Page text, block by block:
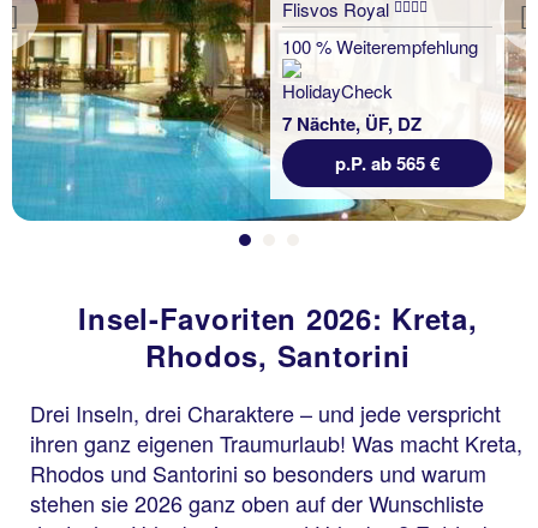
Previous
Flisvos Royal
100 % Weiterempfehlung
7 Nächte, ÜF, DZ
p.P. ab 565 €
Insel-Favoriten 2026: Kreta,
Rhodos, Santorini
Drei Inseln, drei Charaktere – und jede verspricht
ihren ganz eigenen Traumurlaub! Was macht Kreta,
Rhodos und Santorini so besonders und warum
stehen sie 2026 ganz oben auf der Wunschliste